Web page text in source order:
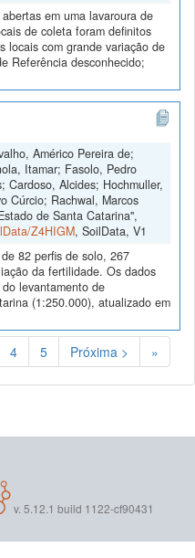
em uma lavaroura de
de coleta foram definitos
locais com grande variação de
Referência desconhecido;
Américo Pereira de;
Itamar; Fasolo, Pedro
Cardoso, Alcides; Hochmuller,
Cúrcio; Rachwal, Marcos
de Santa Catarina",
Z4HIGM, SoilData, V1
82 perfis de solo, 267
da fertilidade. Os dados
levantamento de
(1:250.000), atualizado em
4 5 Próxima > »
v. 5.12.1 build 1122-cf90431